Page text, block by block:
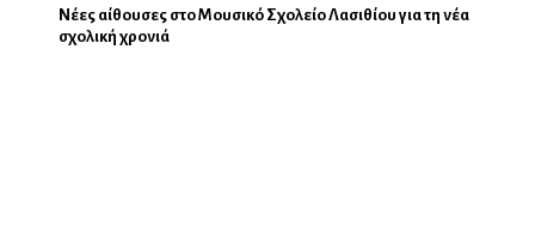
Νέες αίθουσες στο Μουσικό Σχολείο Λασιθίου για τη νέα
σχολική χρονιά